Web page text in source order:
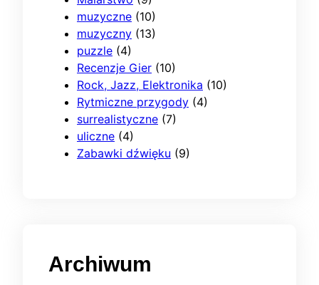
muzyczne (10)
muzyczny (13)
puzzle (4)
Recenzje Gier (10)
Rock, Jazz, Elektronika (10)
Rytmiczne przygody (4)
surrealistyczne (7)
uliczne (4)
Zabawki dźwięku (9)
Archiwum